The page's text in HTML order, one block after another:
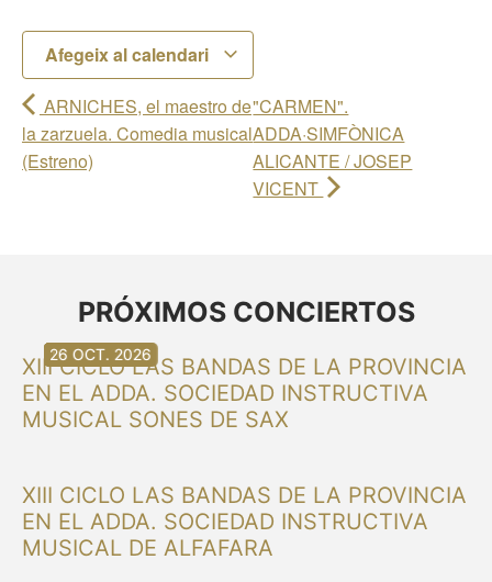
Afegeix al calendari
ARNICHES, el maestro de
la zarzuela. Comedia musical
(Estreno)
"CARMEN".
ADDA·SIMFÒNICA
ALICANTE / JOSEP
VICENT
PRÓXIMOS CONCIERTOS
XIII CICLO LAS BANDAS DE LA PROVINCIA
EN EL ADDA. SOCIEDAD INSTRUCTIVA
MUSICAL SONES DE SAX
30 AG. 2026
XIII CICLO LAS BANDAS DE LA PROVINCIA
EN EL ADDA. SOCIEDAD INSTRUCTIVA
MUSICAL DE ALFAFARA
30 AG. 2026
13 SET. 2026
20 SET. 2026
20 SET. 2026
26 SET. 2026
03 OCT. 2026
16 OCT. 2026
26 OCT. 2026